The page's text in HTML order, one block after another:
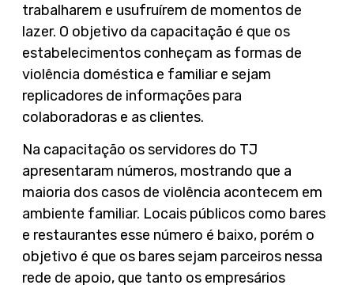
trabalharem e usufruírem de momentos de
lazer. O objetivo da capacitação é que os
estabelecimentos conheçam as formas de
violência doméstica e familiar e sejam
replicadores de informações para
colaboradoras e as clientes.
Na capacitação os servidores do TJ
apresentaram números, mostrando que a
maioria dos casos de violência acontecem em
ambiente familiar. Locais públicos como bares
e restaurantes esse número é baixo, porém o
objetivo é que os bares sejam parceiros nessa
rede de apoio, que tanto os empresários